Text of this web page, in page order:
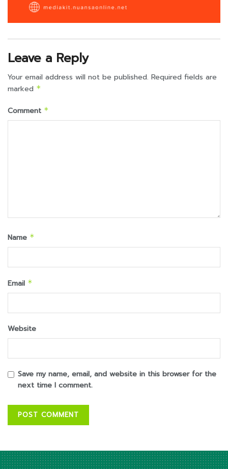
Leave a Reply
Your email address will not be published. Required fields are
marked *
Comment *
Name *
Email *
Website
Save my name, email, and website in this browser for the
next time I comment.